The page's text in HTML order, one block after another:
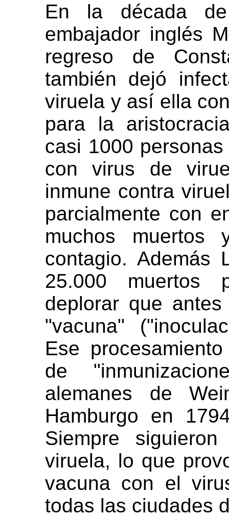
En la década
embajador inglés
regreso de
también dejó
viruela y así ella
para la
casi 1000
con virus de
inmune contra
parcialmente con
muchos
contagio. Además
25.000 muertos
deplorar que
"vacuna"
Ese
de
alemanes de
Hamburgo en
Siempre
viruela, lo que
vacuna con el
todas las ciudades